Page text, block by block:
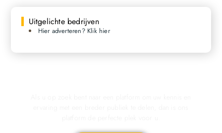
Uitgelichte bedrijven
Hier adverteren? Klik hier